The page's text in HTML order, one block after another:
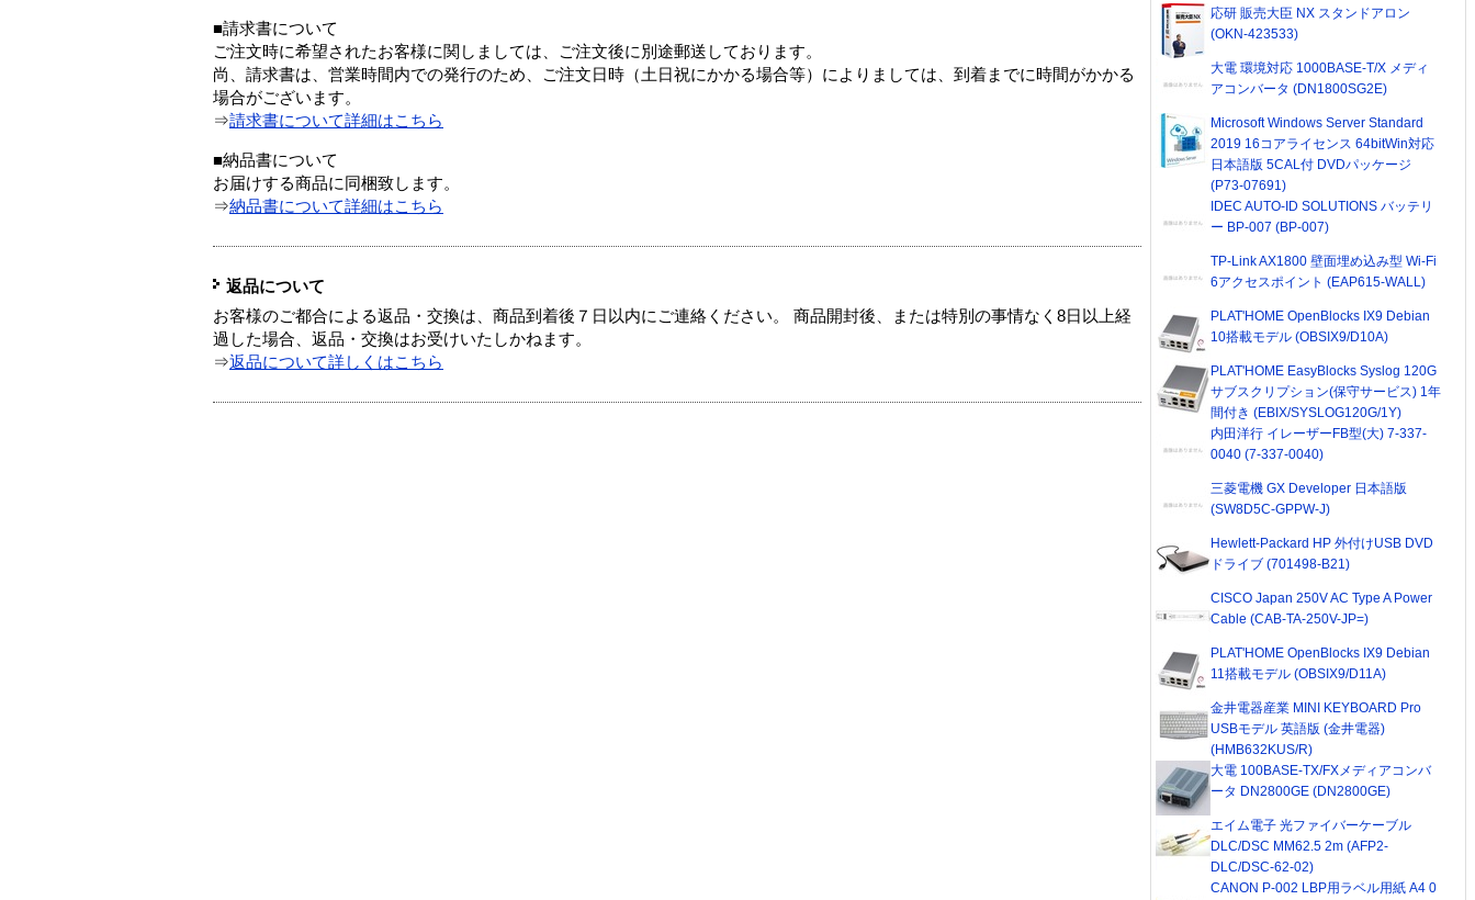
■請求書について
ご注文時に希望されたお客様に関しましては、ご注文後に別途郵送しております。
尚、請求書は、営業時間内での発行のため、ご注文日時（土日祝にかかる場合等）によりましては、到着までに時間がかかる
場合がございます。
⇒請求書について詳細はこちら
■納品書について
お届けする商品に同梱致します。
⇒納品書について詳細はこちら
返品について
お客様のご都合による返品・交換は、商品到着後７日以内にご連絡ください。 商品開封後、または特別の事情なく8日以上経
過した場合、返品・交換はお受けいたしかねます。
⇒返品について詳しくはこちら
応研 販売大臣 NX スタンドアロン
(OKN-423533)
大電 環境対応 1000BASE-T/X メディ
アコンバータ (DN1800SG2E)
Microsoft Windows Server Standard
2019 16コアライセンス 64bitWin対応
日本語版 5CAL付 DVDパッケージ
(P73-07691)
IDEC AUTO-ID SOLUTIONS バッテリ
ー BP-007 (BP-007)
TP-Link AX1800 壁面埋め込み型 Wi-Fi
6アクセスポイント (EAP615-WALL)
PLAT'HOME OpenBlocks IX9 Debian
10搭載モデル (OBSIX9/D10A)
PLAT'HOME EasyBlocks Syslog 120G
サブスクリプション(保守サービス) 1年
間付き (EBIX/SYSLOG120G/1Y)
内田洋行 イレーザーFB型(大) 7-337-
0040 (7-337-0040)
三菱電機 GX Developer 日本語版
(SW8D5C-GPPW-J)
Hewlett-Packard HP 外付けUSB DVD
ドライブ (701498-B21)
CISCO Japan 250V AC Type A Power
Cable (CAB-TA-250V-JP=)
PLAT'HOME OpenBlocks IX9 Debian
11搭載モデル (OBSIX9/D11A)
金井電器産業 MINI KEYBOARD Pro
USBモデル 英語版 (金井電器)
(HMB632KUS/R)
大電 100BASE-TX/FXメディアコンバ
ータ DN2800GE (DN2800GE)
エイム電子 光ファイバーケーブル
DLC/DSC MM62.5 2m (AFP2-
DLC/DSC-62-02)
CANON P-002 LBP用ラベル用紙 A4 0